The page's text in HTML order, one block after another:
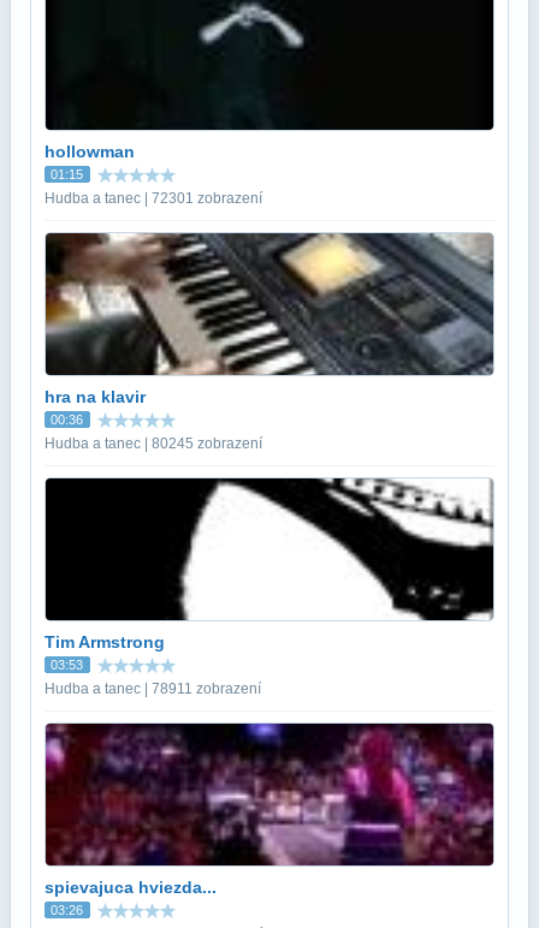
hollowman
01:15
Hudba a tanec | 72301 zobrazení
hra na klavir
00:36
Hudba a tanec | 80245 zobrazení
Tim Armstrong
03:53
Hudba a tanec | 78911 zobrazení
spievajuca hviezda...
03:26